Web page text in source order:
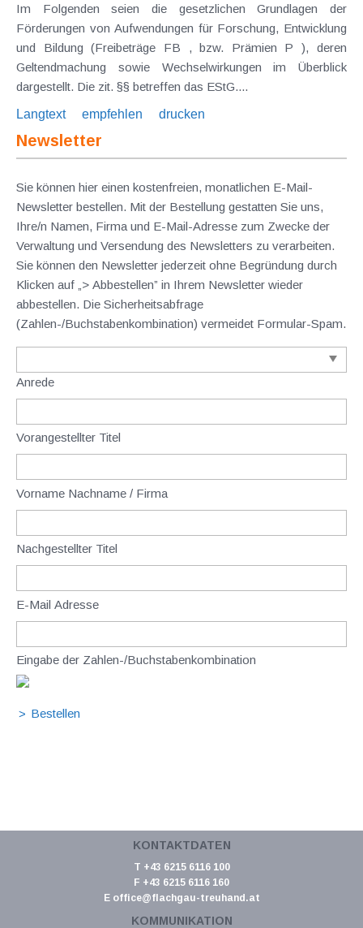
Im Folgenden seien die gesetzlichen Grundlagen der
Förderungen von Aufwendungen für Forschung, Entwicklung
und Bildung (Freibeträge FB , bzw. Prämien P ), deren
Geltendmachung sowie Wechselwirkungen im Überblick
dargestellt. Die zit. §§ betreffen das EStG....
Langtext
empfehlen drucken
Newsletter
Sie können hier einen kostenfreien, monatlichen E-Mail-
Newsletter bestellen. Mit der Bestellung gestatten Sie uns,
Ihre/n Namen, Firma und E-Mail-Adresse zum Zwecke der
Verwaltung und Versendung des Newsletters zu verarbeiten.
Sie können den Newsletter jederzeit ohne Begründung durch
Klicken auf „> Abbestellen” in Ihrem Newsletter wieder
abbestellen. Die Sicherheitsabfrage
(Zahlen-/Buchstabenkombination) vermeidet Formular-Spam.
Anrede
Vorangestellter Titel
Vorname Nachname / Firma
Nachgestellter Titel
E-Mail Adresse
Eingabe der Zahlen-/Buchstabenkombination
KONTAKTDATEN
T +43 6215 6116 100
F +43 6215 6116 160
E office@flachgau-treuhand.at
KOMMUNIKATION